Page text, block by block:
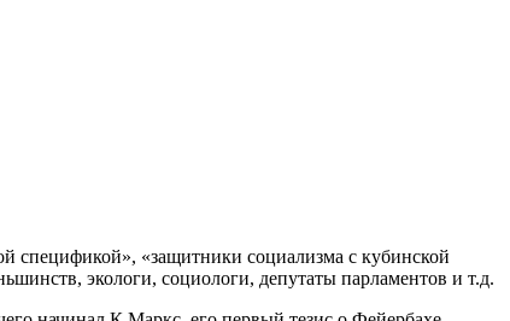
спецификой», «защитники социализма с кубинской
экологи, социологи, депутаты парламентов и т.д.